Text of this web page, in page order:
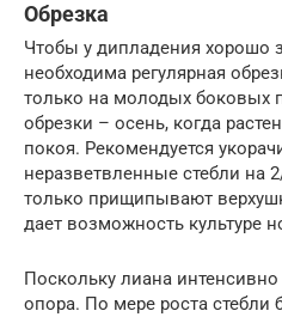
Обрезка
Чтобы у дипладения хорошо
необходима регулярная
только на молодых боковых
обрезки – осень, когда
покоя. Рекомендуется
неразветвленные стебли на
только прищипывают
дает возможность культуре
Поскольку лиана
опора. По мере роста стебли